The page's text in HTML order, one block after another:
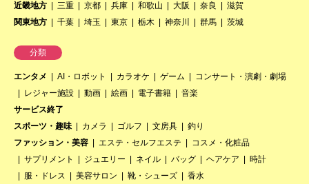
近畿地方
三重 京都 兵庫 和歌山 大阪 奈良
滋賀
関東地方
千葉 埼玉 東京 栃木 神奈川 群馬 茨城
分類
エンタメ AI・ロボット カラオケ ゲーム
コンサート・演劇・劇場
レジャー施設
動画 絵画 電子書籍
音楽
サービス終了
スポーツ・趣味
カメラ ゴルフ 文房具
釣り
ファッション・美容
エステ・セルフエステ
コスメ・化粧品
サプリメント
ジュエリー ネイル バッグ ヘアケア
時計
服・ドレス
美容サロン 靴・シューズ
香水